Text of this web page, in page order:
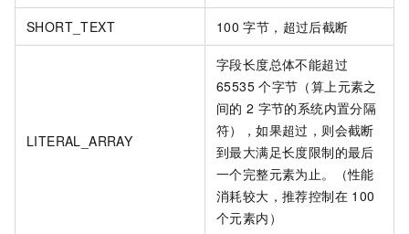
SHORT_TEXT 100 字节，超过后截断
LITERAL_ARRAY
字段长度总体不能超过
65535 个字节（算上元素之
间的 2 字节的系统内置分隔
符），如果超过，则会截断
到最大满足长度限制的最后
一个完整元素为止。（性能
消耗较大，推荐控制在 100
个元素内）